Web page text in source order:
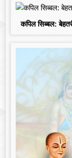
कपिल सिब्बल: